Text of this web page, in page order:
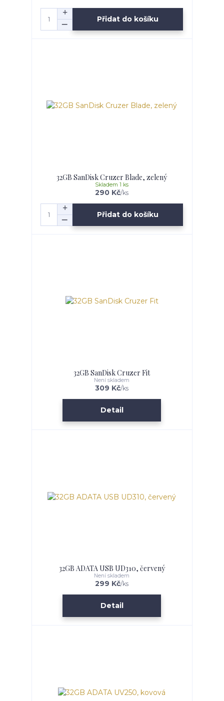
Přidat do košíku
32GB SanDisk Cruzer Blade, zelený
290 Kč/ks
Skladem 1 ks
Přidat do košíku
32GB SanDisk Cruzer Fit
309 Kč/ks
Není skladem
Detail
32GB ADATA USB UD310, červený
299 Kč/ks
Není skladem
Detail